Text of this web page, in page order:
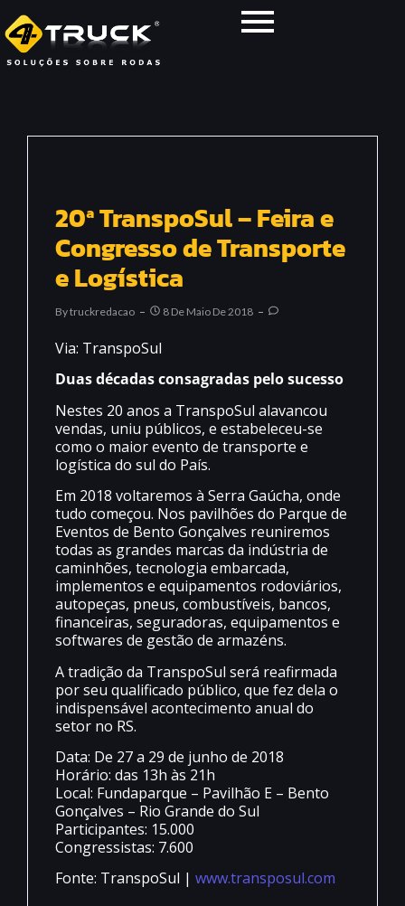
20ª TranspoSul – Feira e
Congresso de Transporte
e Logística
ByTruckredacao 8 De Maio De 2018
Via: TranspoSul
Duas décadas consagradas pelo sucesso
Nestes 20 anos a TranspoSul alavancou
vendas, uniu públicos, e estabeleceu-se
como o maior evento de transporte e
logística do sul do País.
Em 2018 voltaremos à Serra Gaúcha, onde
tudo começou. Nos pavilhões do Parque de
Eventos de Bento Gonçalves reuniremos
todas as grandes marcas da indústria de
caminhões, tecnologia embarcada,
implementos e equipamentos rodoviários,
autopeças, pneus, combustíveis, bancos,
financeiras, seguradoras, equipamentos e
softwares de gestão de armazéns.
A tradição da TranspoSul será reafirmada
por seu qualificado público, que fez dela o
indispensável acontecimento anual do
setor no RS.
Data: De 27 a 29 de junho de 2018
Horário: das 13h às 21h
Local: Fundaparque – Pavilhão E – Bento
Gonçalves – Rio Grande do Sul
Participantes: 15.000
Congressistas: 7.600
Fonte: TranspoSul | www.transposul.com